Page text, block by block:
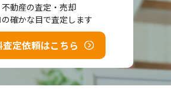
不動産の査定・売却
の確かな目で査定します
査定依頼はこちら